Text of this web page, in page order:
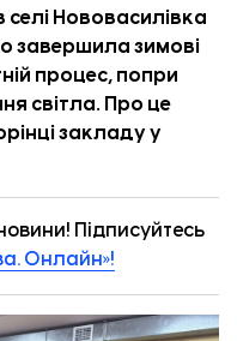
селі Нововасилівка
завершила зимові
процес, попри
світла. Про це
закладу у
Підписуйтесь
Онлайн»!